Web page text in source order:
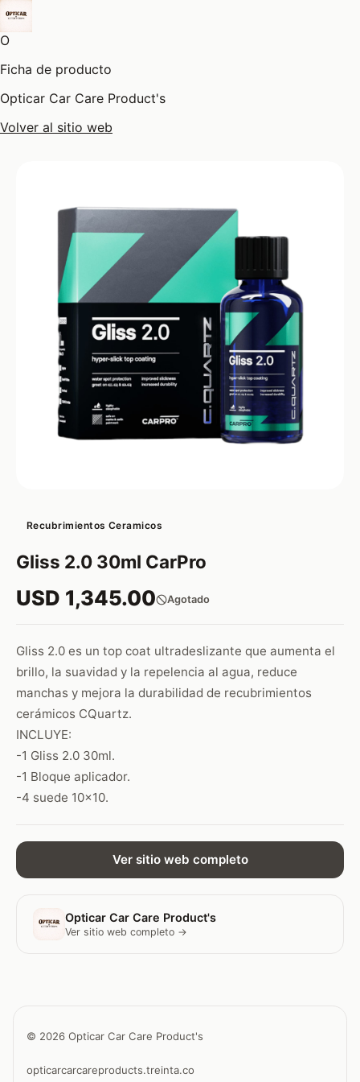
O
Ficha de producto
Opticar Car Care Product's
Volver al sitio web
Recubrimientos Ceramicos
Gliss 2.0 30ml CarPro
USD 1,345.00 Agotado
Gliss 2.0 es un top coat ultradeslizante que aumenta el
brillo, la suavidad y la repelencia al agua, reduce
manchas y mejora la durabilidad de recubrimientos
cerámicos CQuartz.
INCLUYE:
-1 Gliss 2.0 30ml.
-1 Bloque aplicador.
-4 suede 10x10.
Ver sitio web completo
Opticar Car Care Product's
Ver sitio web completo →
© 2026 Opticar Car Care Product's
opticarcarcareproducts.treinta.co